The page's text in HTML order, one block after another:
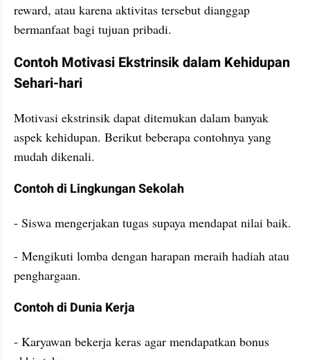
reward, atau karena aktivitas tersebut dianggap
bermanfaat bagi tujuan pribadi.
Contoh Motivasi Ekstrinsik dalam Kehidupan
Sehari-hari
Motivasi ekstrinsik dapat ditemukan dalam banyak
aspek kehidupan. Berikut beberapa contohnya yang
mudah dikenali.
Contoh di Lingkungan Sekolah
- Siswa mengerjakan tugas supaya mendapat nilai baik.
- Mengikuti lomba dengan harapan meraih hadiah atau
penghargaan.
Contoh di Dunia Kerja
- Karyawan bekerja keras agar mendapatkan bonus